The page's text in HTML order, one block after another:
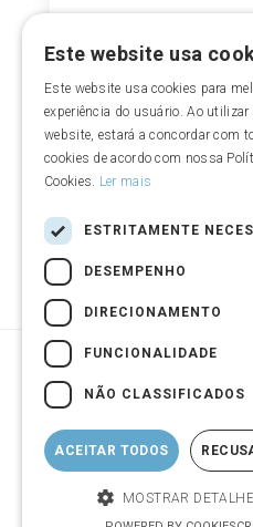
Segurança de
© Copyright 2004 - 2026 |
Este website usa
Este website usa cookies para
experiência do usuário. Ao
website, estará a concordar com
cookies de acordo com nossa
Cookies. Ler mais
ESTRITAMENTE
DESEMPENHO
DIRECIONAMENTO
FUNCIONALIDADE
NÃO CLASSIFICADOS
ACEITAR TODOS
MOSTRAR